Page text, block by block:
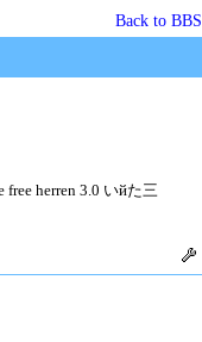
Back to BBS
free herren 3.0 いйた三